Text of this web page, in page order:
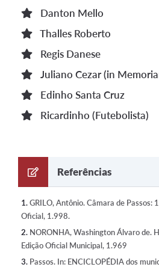
Danton Mello
Thalles Roberto
Regis Danese
Juliano Cezar (in
Edinho Santa Cruz
Ricardinho (Futebolista)
Referências
1.GRILO, Antônio. Câmara de Passos:
Oficial, 1.998.
2. NORONHA, Washington Álvaro de.
Edição Oficial Municipal, 1.969
3. Passos. In: ENCICLOPÉDIA dos